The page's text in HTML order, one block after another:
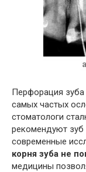
Перфорация
самых частых
стоматологи
рекомендуют зуб
современные
корня зуба не
медицины